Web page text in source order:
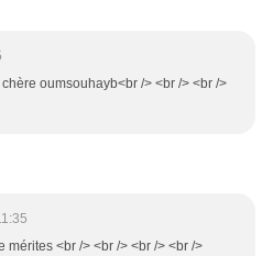
oumsouhayb<br /> <br /> <br />
mérites <br /> <br /> <br /> <br />